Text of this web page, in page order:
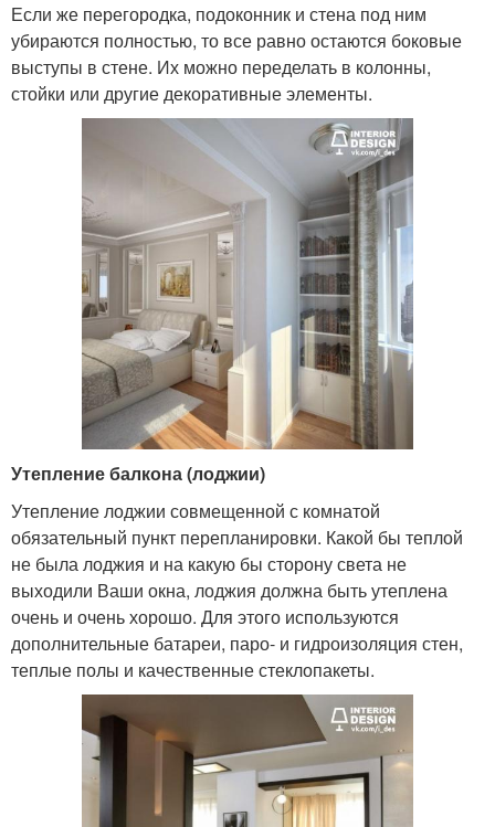
Если же перегородка, подоконник и стена под ним
убираются полностью, то все равно остаются боковые
выступы в стене. Их можно переделать в колонны,
стойки или другие декоративные элементы.
Утепление балкона (лоджии)
Утепление лоджии совмещенной с комнатой
обязательный пункт перепланировки. Какой бы теплой
не была лоджия и на какую бы сторону света не
выходили Ваши окна, лоджия должна быть утеплена
очень и очень хорошо. Для этого используются
дополнительные батареи, паро- и гидроизоляция стен,
теплые полы и качественные стеклопакеты.